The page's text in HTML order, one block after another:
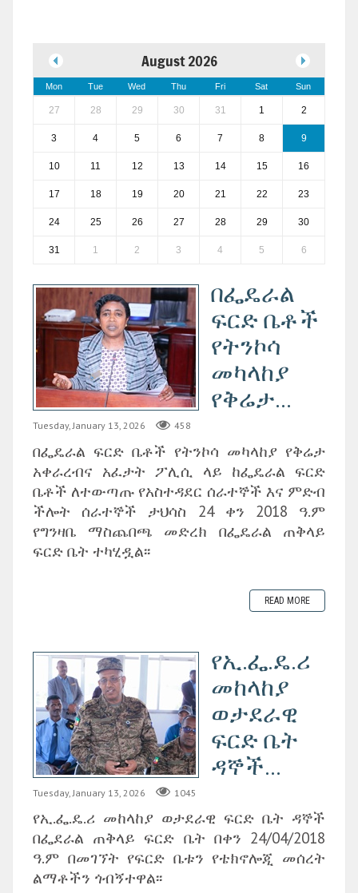
August 2026
Mon Tue Wed Thu Fri Sat Sun
27 28 29 30 31 1 2
3 4 5 6 7 8 9
10 11 12 13 14 15 16
17 18 19 20 21 22 23
24 25 26 27 28 29 30
31 1 2 3 4 5 6
በፌዴራል
ፍርድ ቤቶች
የትንኮሳ
መካላከያ
የቅሬታ...
Tuesday, January 13, 2026 458
በፌዴራል ፍርድ ቤቶች የትንኮሳ መካላከያ የቅሬታ
አቀራረብና አፈታት ፖሊሲ ላይ ከፌዴራል ፍርድ
ቤቶች ለተውጣጡ የአስተዳደር ሰራተኞች እና ምድብ
ችሎት ሰራተኞች ታህሳስ 24 ቀን 2018 ዓ.ም
የግንዛቤ ማስጨበጫ መድረክ በፌዴራል ጠቅላይ
ፍርድ ቤት ተካሂዷል፡፡
READ MORE
የኢ.ፌ.ዴ.ሪ
መከላከያ
ወታደራዊ
ፍርድ ቤት
ዳኞች...
Tuesday, January 13, 2026 1045
የኢ.ፌ.ዴ.ሪ መከላከያ ወታደራዊ ፍርድ ቤት ዳኞች
በፌደራል ጠቅላይ ፍርድ ቤት በቀን 24/04/2018
ዓ.ም በመገኘት የፍርድ ቤቱን የቴክኖሎጂ መሰረት
ልማቶችን ጎብኝተዋል፡፡